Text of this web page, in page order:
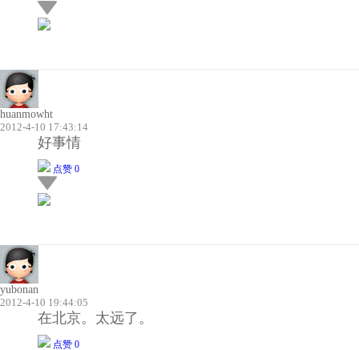
huanmowht
2012-4-10 17:43:14
好事情
点赞 0
yubonan
2012-4-10 19:44:05
在北京。太远了。
点赞 0